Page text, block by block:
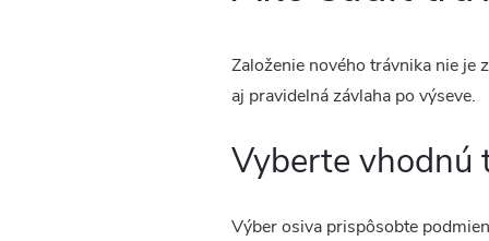
Založenie nového trávnika nie je
aj pravidelná závlaha po výseve.
Vyberte vhodnú
Výber osiva prispôsobte